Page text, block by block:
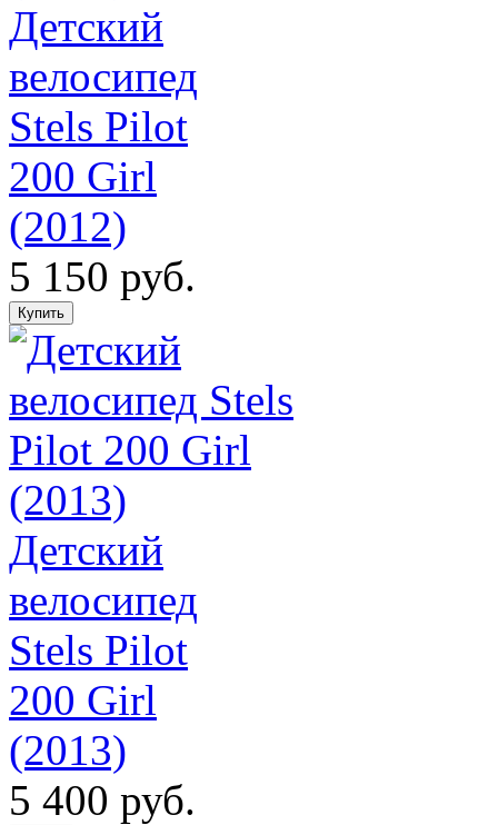
Детский
велосипед
Stels Pilot
200 Girl
(2012)
5 150 руб.
Детский
велосипед
Stels Pilot
200 Girl
(2013)
5 400 руб.